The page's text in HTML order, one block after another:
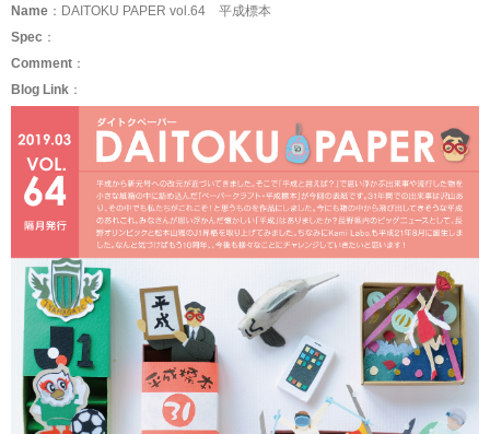
Name ：DAITOKU PAPER vol.64 平成標本
Spec ：
Comment ：
Blog Link ：